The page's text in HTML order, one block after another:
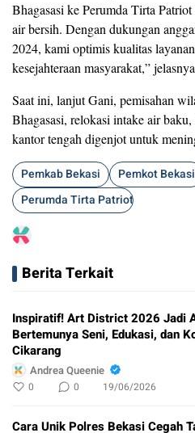
Bhagasasi ke Perumda Tirta
air bersih. Dengan dukungan
2024, kami optimis kualitas
kesejahteraan masyarakat,”
Saat ini, lanjut Gani, pemisahan
Bhagasasi, relokasi intake air
kantor tengah digenjot untuk
Pemkab Bekasi Pemkot Bekasi
Perumda Tirta Patriot
Berita Terkait
Inspiratif! Art District 2026 Jadi
Bertemunya Seni, Edukasi, dan
Cikarang
Andrea Queenie
0 0 19/06/2026
Cara Unik Polres Bekasi Cegah